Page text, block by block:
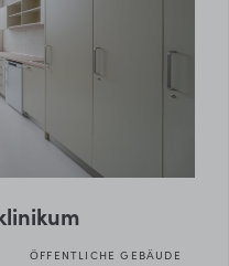
ÖFFENTLICHE GEBÄUDE